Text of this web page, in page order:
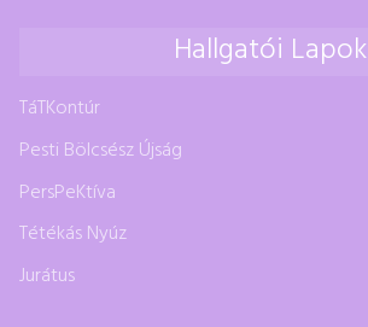
Hallgatói Lapok
TáTKontúr
Pesti Bölcsész Újság
PersPeKtíva
Tétékás Nyúz
Jurátus